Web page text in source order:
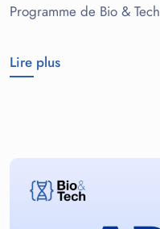
Programme de Bio & Tech
Lire plus